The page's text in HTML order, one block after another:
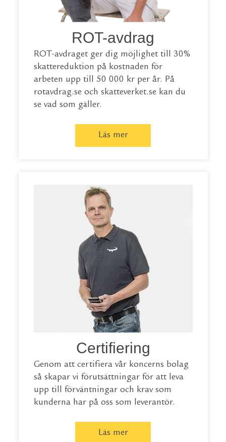
ROT-avdrag
ROT-avdraget ger dig möjlighet till 30%
skattereduktion på kostnaden för
arbeten upp till 50 000 kr per år. På
rotavdrag.se och skatteverket.se kan du
se vad som gäller.
Läs mer
Certifiering
Genom att certifiera vår koncerns bolag
så skapar vi förutsättningar för att leva
upp till förväntningar och krav som
kunderna har på oss som leverantör.
Läs mer